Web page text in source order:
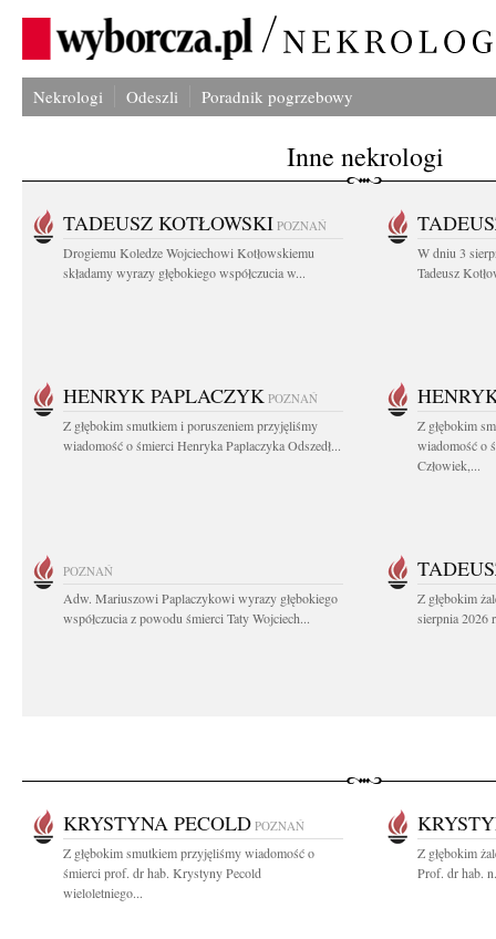
Nekrologi Odeszli Poradnik pogrzebowy
Inne nekrologi
TADEUSZ KOTŁOWSKI POZNAŃ
Drogiemu Koledze Wojciechowi Kotłowskiemu
składamy wyrazy głębokiego współczucia w...
W dniu 3
Tadeusz
HENRYK PAPLACZYK POZNAŃ
Z głębokim smutkiem i poruszeniem przyjęliśmy
wiadomość o śmierci Henryka Paplaczyka Odszedł...
Z głębokim
wiadomość o
Człowiek,...
POZNAŃ
Adw. Mariuszowi Paplaczykowi wyrazy głębokiego
współczucia z powodu śmierci Taty Wojciech...
Z głębokim
sierpnia 2026
KRYSTYNA PECOLD POZNAŃ
Z głębokim smutkiem przyjęliśmy wiadomość o
śmierci prof. dr hab. Krystyny Pecold
wieloletniego...
Z głębokim
Prof. dr hab.